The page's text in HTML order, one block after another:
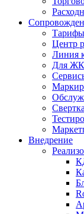
Центр
Линия
Для
Внедрение